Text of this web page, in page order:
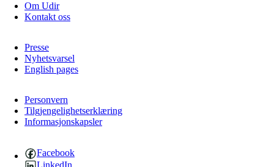
3. Prinsihpa skåvlå dåjmajda
3.2 Åhpadibme ja hiebadum åhpadus
3.3 Aktisasjbarggo sijda ja skåvlå gaskan
3.4 Åhpadus åhpadusvidnudagán ja barggoiellemin
3.5 Profesjåvnåaktisasjvuohta ja skåvllååvddånibme
Om Udir
Kontakt oss
Presse
Nyhetsvarsel
English pages
Personvern
Tilgjengelighetserklæring
Informasjonskapsler
Facebook